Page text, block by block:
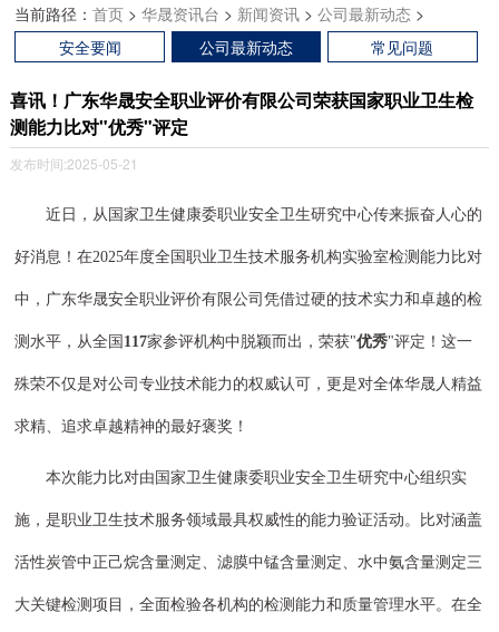
·华晟公司参加应急部国家安全发展示范城市评估
·2020年烟花爆竹企业二级安全生产标准化评审工作
务理事单位）交流指导 安全生产业务工作
·广东省安全生产协会莅临广东华晟安全职业评价有限公司（常
务理事单位）交流指导 安全生产业务工作
·华晟公司参加应急部国家安全发展示范城市评估
·2020年烟花爆竹企业二级安全生产标准化评审工作
当前路径：首页 >华晟资讯台 > 新闻资讯 >公司最新动态 >
安全要闻
公司最新动态 常见问题
喜讯！广东华晟安全职业评价有限公司荣获国家职业卫生检
测能力比对"优秀"评定
发布时间:2025-05-21
近日，从国家卫生健康委职业安全卫生研究中心传来振奋人心的
好消息！在2025年度全国职业卫生技术服务机构实验室检测能力比对
中，广东华晟安全职业评价有限公司凭借过硬的技术实力和卓越的检
测水平，从全国 117家参评机构中脱颖而出，荣获"优秀"评定！这一
殊荣不仅是对公司专业技术能力的权威认可，更是对全体华晟人精益
求精、追求卓越精神的最好褒奖！
本次能力比对由国家卫生健康委职业安全卫生研究中心组织实
施，是职业卫生技术服务领域最具权威性的能力验证活动。比对涵盖
活性炭管中正己烷含量测定、滤膜中锰含量测定、水中氨含量测定三
大关键检测项目，全面检验各机构的检测能力和质量管理水平。在全